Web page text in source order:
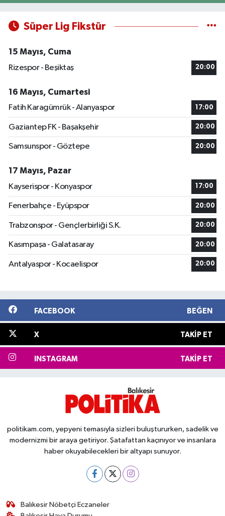
Süper Lig Fikstür
15 Mayıs, Cuma
Rizespor - Beşiktaş
20:00
16 Mayıs, Cumartesi
Fatih Karagümrük - Alanyaspor
17:00
Gaziantep FK - Başakşehir 20:00
Samsunspor - Göztepe 20:00
17 Mayıs, Pazar
Kayserispor - Konyaspor
17:00
Fenerbahçe - Eyüpspor 20:00
Trabzonspor - Gençlerbirliği S.K. 20:00
Kasımpaşa - Galatasaray 20:00
Antalyaspor - Kocaelispor 20:00
FACEBOOK BEĞEN
X TAKIP ET
INSTAGRAM TAKIP ET
politikam.com, yepyeni temasıyla sizleri buluştururken, sadelik ve
modernizmi bir araya getiriyor. Şatafattan kaçınıyor ve insanlara
haber okuyabilecekleri bir altyapı sunuyor.
Balıkesir Nöbetçi Eczaneler